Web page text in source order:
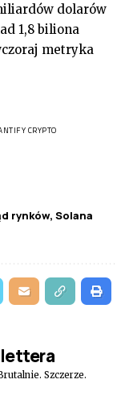
dolarów
1,8 biliona
metryka
CRYPTO
rynków, Solana
Szczerze.